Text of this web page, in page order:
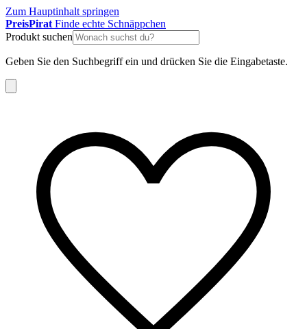
Zum Hauptinhalt springen
PreisPirat Finde echte Schnäppchen
Produkt suchen
Geben Sie den Suchbegriff ein und drücken Sie die Eingabetaste.